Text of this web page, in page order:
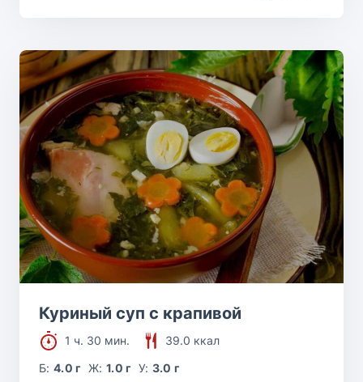
Куриный суп с крапивой
1 ч. 30 мин.
39.0 ккал
Б:4.0 г Ж: 1.0 г У: 3.0 г